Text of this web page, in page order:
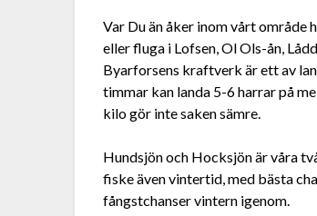
Var Du än åker inom vårt område
eller fluga i Lofsen, Ol Ols-ån,
Byarforsens kraftverk är ett av
timmar kan landa 5-6 harrar på
kilo gör inte saken sämre.
Hundsjön och Hocksjön är våra
fiske även vintertid, med bästa
fångstchanser vintern igenom.